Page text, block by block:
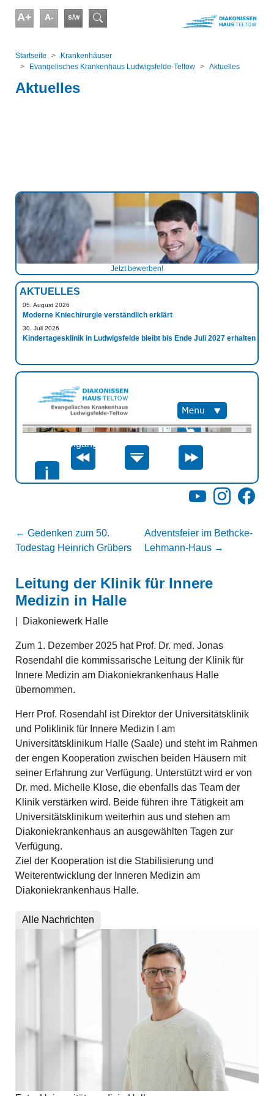
A+ A- s/w Suchformular
Startseite
Kranken­häuser
Evangelisches Krankenhaus Ludwigsfelde-Teltow
Aktuelles
Aktuelles
Jetzt bewerben!
AKTUELLES
05. August 2026
Moderne Kniechirurgie verständlich erklärt
30. Juli 2026
Kindertagesklinik in Ludwigsfelde bleibt bis Ende Juli 2027 erhalten
YouTubeInstagram
← Gedenken zum 50.
Todestag Heinrich Grübers
Adventsfeier im Bethcke-
Lehmann-Haus →
Leitung der Klinik für Innere
Medizin in Halle
Diakoniewerk Halle
Zum 1. Dezember 2025 hat Prof. Dr. med. Jonas
Rosendahl die kommissarische Leitung der Klinik für
Innere Medizin am Diakoniekrankenhaus Halle
übernommen.
Herr Prof. Rosendahl ist Direktor der Universitätsklinik
und Poliklinik für Innere Medizin I am
Universitätsklinikum Halle (Saale) und steht im Rahmen
der engen Kooperation zwischen beiden Häusern mit
seiner Erfahrung zur Verfügung. Unterstützt wird er von
Dr. med. Michelle Klose, die ebenfalls das Team der
Klinik verstärken wird. Beide führen ihre Tätigkeit am
Universitätsklinikum weiterhin aus und stehen am
Diakoniekrankenhaus an ausgewählten Tagen zur
Verfügung.
Ziel der Kooperation ist die Stabilisierung und
Weiterentwicklung der Inneren Medizin am
Diakoniekrankenhaus Halle.
Alle Nachrichten